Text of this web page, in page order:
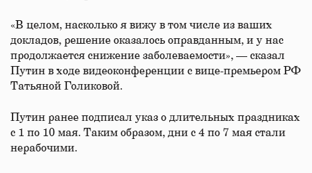
«В целом, насколько я вижу в том числе из ваших
докладов, решение оказалось оправданным, и у нас
продолжается снижение заболеваемости», — сказал
Путин в ходе видеоконференции с вице-премьером РФ
Татьяной Голиковой.
Путин ранее подписал указ о длительных праздниках
с 1 по 10 мая. Таким образом, дни с 4 по 7 мая стали
нерабочими.